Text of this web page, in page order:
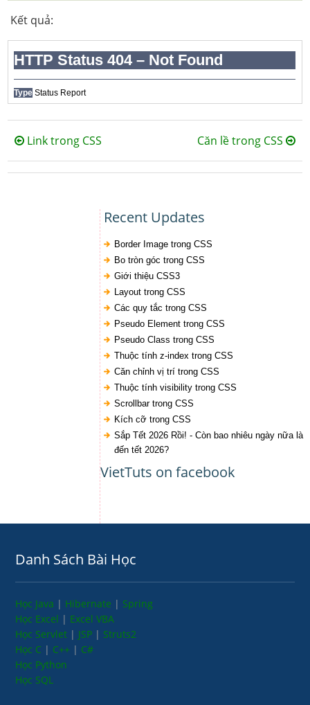
Kết quả:
Link trong CSS Căn lề trong CSS
Recent Updates
Border Image trong CSS
Bo tròn góc trong CSS
Giới thiệu CSS3
Layout trong CSS
Các quy tắc trong CSS
Pseudo Element trong CSS
Pseudo Class trong CSS
Thuộc tính z-index trong CSS
Căn chỉnh vị trí trong CSS
Thuộc tính visibility trong CSS
Scrollbar trong CSS
Kích cỡ trong CSS
Sắp Tết 2026 Rồi! - Còn bao nhiêu ngày nữa là
đến tết 2026?
VietTuts on facebook
Danh Sách Bài Học
Học Java | Hibernate | Spring
Học Excel | Excel VBA
Học Servlet | JSP | Struts2
Học C | C++ | C#
Học Python
Học SQL